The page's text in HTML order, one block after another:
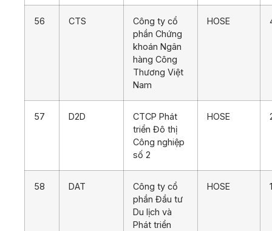
56 CTS
Công ty cổ
phần Chứng
khoán Ngân
hàng Công
Thương Việt
Nam
HOSE
57 D2D
CTCP Phát
triển Đô thị
Công nghiệp
số 2
HOSE
58 DAT
Công ty cổ
phần Đầu tư
Du lịch và
Phát triển
HOSE